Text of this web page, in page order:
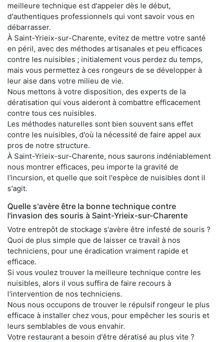
meilleure technique est d'appeler dès le début,
d'authentiques professionnels qui vont savoir vous en
débarrasser.
À Saint-Yrieix-sur-Charente, evitez de mettre votre santé
en péril, avec des méthodes artisanales et peu efficaces
contre les nuisibles ; initialement vous perdez du temps,
mais vous permettez à ces rongeurs de se développer à
leur aise dans votre milieu de vie.
Nous mettons à votre disposition, des experts de la
dératisation qui vous aideront à combattre efficacement
contre tous ces nuisibles.
Les méthodes naturelles sont bien souvent sans effet
contre les nuisibles, d'où la nécessité de faire appel aux
pros de notre structure.
À Saint-Yrieix-sur-Charente, nous saurons indéniablement
nous montrer efficaces, peu importe la gravité de
l'incursion, et quelle que soit l'espèce de nuisibles dont il
s'agit.
Quelle s'avère être la bonne technique contre
l'invasion des souris à Saint-Yrieix-sur-Charente
Votre entrepôt de stockage s'avère être infesté de souris ?
Quoi de plus simple que de laisser ce travail à nos
techniciens, pour une éradication vraiment rapide et
efficace.
Si vous voulez trouver la meilleure technique contre les
nuisibles, alors il vous suffira de faire recours à
l'intervention de nos techniciens.
Nous nous occupons de trouver le répulsif rongeur le plus
efficace à installer chez vous, pour empêcher les souris et
leurs semblables de vous envahir.
Votre restaurant a besoin d'être dératisé au plus vite ?